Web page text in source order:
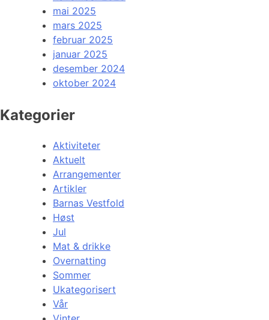
mai 2025
mars 2025
februar 2025
januar 2025
desember 2024
oktober 2024
Kategorier
Aktiviteter
Aktuelt
Arrangementer
Artikler
Barnas Vestfold
Høst
Jul
Mat & drikke
Overnatting
Sommer
Ukategorisert
Vår